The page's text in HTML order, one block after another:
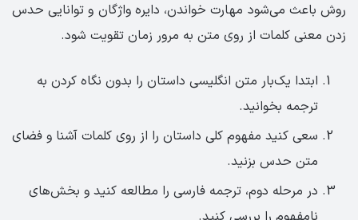
روش باعث می‌شود مهارت خواندن، دایره واژگان و توانایی حدس
زدن معنی کلمات از روی متن به مرور زمان تقویت شود.
ابتدا یک‌بار متن انگلیسی داستان را بدون نگاه کردن به
ترجمه بخوانید.
سعی کنید مفهوم کلی داستان را از روی کلمات آشنا و فضای
متن حدس بزنید.
در مرحله دوم، ترجمه فارسی را مطالعه کنید و بخش‌های